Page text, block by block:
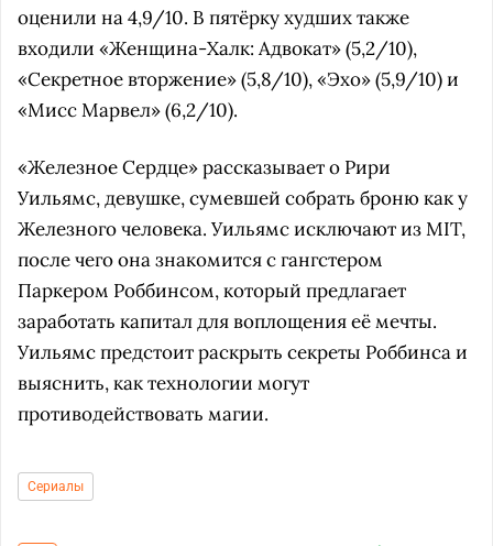
оценили на 4,9/10. В пятёрку худших также
входили «Женщина-Халк: Адвокат» (5,2/10),
«Секретное вторжение» (5,8/10), «Эхо» (5,9/10) и
«Мисс Марвел» (6,2/10).
«Железное Сердце» рассказывает о Рири
Уильямс, девушке, сумевшей собрать броню как у
Железного человека. Уильямс исключают из MIT,
после чего она знакомится с гангстером
Паркером Роббинсом, который предлагает
заработать капитал для воплощения её мечты.
Уильямс предстоит раскрыть секреты Роббинса и
выяснить, как технологии могут
противодействовать магии.
Сериалы